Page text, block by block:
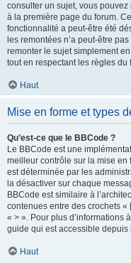
consulter un sujet, vous
à la première page du forum.
fonctionnalité a peut-être été
les remontées n’a peut-être
remonter le sujet simplement
tout en respectant les règles du
Haut
Mise en forme et types
Qu’est-ce que le BBCode ?
Le BBCode est une
meilleur contrôle sur la mise en
est déterminée par les
la désactiver sur chaque
BBCode est similaire à
contenues entre des crochets «
« > ». Pour plus d’informations
guide qui est accessible
Haut